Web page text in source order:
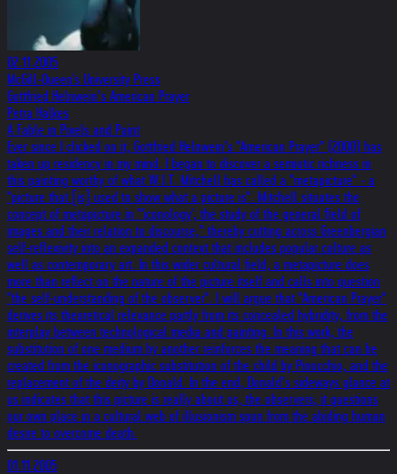
02.11.2005
McGill-Queen's University Press
Gottfried Helnwein’s American Prayer
Petra Halkes
A Fable in Pixels and Paint
Ever since I clicked on it, Gottfried Helnwein’s "American Prayer" (2000) has
taken up residency in my mind. I began to discover a semiotic richness in
this painting worthy of what W.J.T. Mitchell has called a "metapicture" - a
"picture that [is] used to show what a picture is". Mitchell situates the
concept of metapicture in "'iconology', the study of the general ﬁeld of
images and their relation to discourse," thereby cutting across Greenbergian
self-reflexivity into an expanded context that includes popular culture as
well as contemporary art. In this wider cultural field, a metapicture does
more than reflect on the nature of the picture itself and calls into question
"the self-understanding of the observer". I will argue that "American Prayer"
derives its theoretical relevance partly from its concealed hybridity, from the
interplay between technological media and painting. In this work, the
substitution of one medium by another reinforces the meaning that can be
created from the iconographic substitution of the child by Pinocchio, and the
replacement of the deity by Donald. In the end, Donald’s sideways glance at
us indicates that this picture is really about us, the observers; it questions
our own place in a cultural web of illusionism spun from the abiding human
desire to overcome death.
01.11.2005